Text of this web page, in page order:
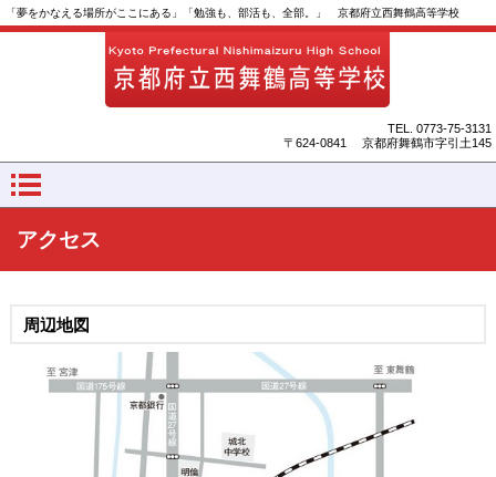
「夢をかなえる場所がここにある」「勉強も、部活も、全部。」 京都府立西舞鶴高等学校
TEL. 0773‐75‐3131
〒624-0841 京都府舞鶴市字引土145
アクセス
周辺地図